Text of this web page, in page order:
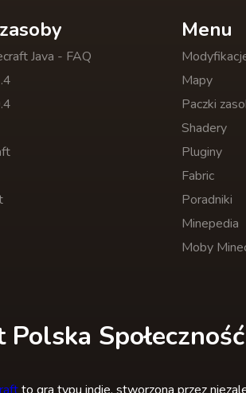
Java - FAQ
Menu
Mapy
Paczki
Shadery
Pluginy
Fabric
Poradniki
Minepedia
Moby
Społeczność